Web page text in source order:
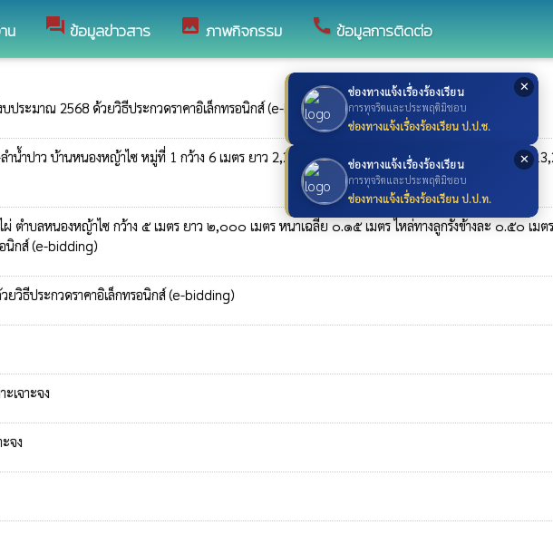
✕
ช่องทางแจ้งเรื่องร้องเรียน
การทุจริตและประพฤติมิชอบ
ช่องทางแจ้งเรื่องร้องเรียน ป.ป.ช.
✕
ช่องทางแจ้งเรื่องร้องเรียน
การทุจริตและประพฤติมิชอบ
ช่องทางแจ้งเรื่องร้องเรียน ป.ป.ท.
น forum ข้อมูลข่าวสาร image ภาพกิจกรรม call ข้อมูลการติดต่อ
ระมาณ 2568 ด้วยวิธีประกวดราคาอิเล็กทรอนิกส์ (e-bidding)
น้ำปาว บ้านหนองหญ้าไซ หมู่ที่ 1 กว้าง 6 เมตร ยาว 2,200 เมตร หนา 0.05 เมตร หรือมีพื้นที่ไม่น้อยกว่า
ำบลหนองหญ้าไซ กว้าง ๕ เมตร ยาว ๒,๐๐๐ เมตร หนาเฉลี่ย ๐.๑๕ เมตร ไหล่ทางลูกรังข้างละ ๐.๕๐ เมต
นิกส์ (e-bidding)
ยวิธีประกวดราคาอิเล็กทรอนิกส์ (e-bidding)
เจาะจง
จง